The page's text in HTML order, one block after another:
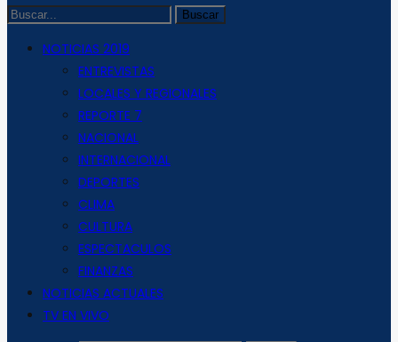
NOTICIAS 2019
ENTREVISTAS
LOCALES Y REGIONALES
REPORTE 7
NACIONAL
INTERNACIONAL
DEPORTES
CLIMA
CULTURA
ESPECTACULOS
FINANZAS
NOTICIAS ACTUALES
TV EN VIVO